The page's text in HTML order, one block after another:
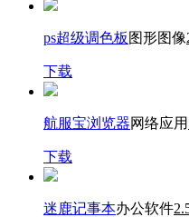
ps超级调色板 图形图像
下载
航服宝浏览器网络应用
下载
迷鹿记事本办公软件